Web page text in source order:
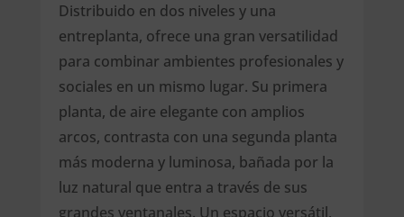
Distribuido en dos niveles y una
entreplanta, ofrece una gran versatilidad
para combinar ambientes profesionales y
sociales en un mismo lugar. Su primera
planta, de aire elegante con amplios
arcos, contrasta con una segunda planta
más moderna y luminosa, bañada por la
luz natural que entra a través de sus
grandes ventanales. Un espacio versátil,